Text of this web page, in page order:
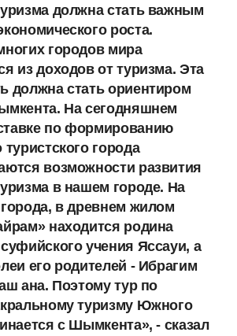
должна стать важным
роста.
городов мира
из доходов от туризма. Эта
должна стать ориентиром
На сегодняшнем
по формированию
туристского города
возможности развития
в нашем городе. На
в древнем жилом
находится родина
учения Яссауи, а
его родителей - Ибрагим
ана. Поэтому тур по
туризму Южного
с Шымкента», - сказал